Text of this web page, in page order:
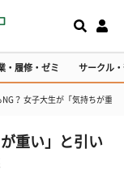
・履修・ゼミ サークル
NG？ 女子大生が「気持ちが重
重い」と引い